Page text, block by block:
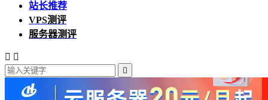
站长推荐
VPS测评
服务器测评
 
